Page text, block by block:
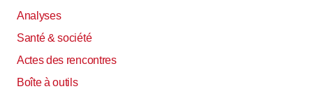
Analyses
Santé & société
Actes des rencontres
Boîte à outils